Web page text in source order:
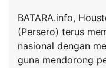
BATARA.info,
(Persero) terus
nasional dengan
guna mendorong